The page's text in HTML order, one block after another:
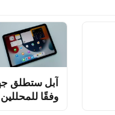
وفقًا للمحللين